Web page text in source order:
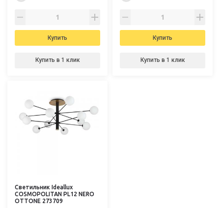
Купить
Купить в 1 клик
Купить
Купить в 1 клик
Светильник Ideallux
COSMOPOLITAN PL12 NERO
OTTONE 273709